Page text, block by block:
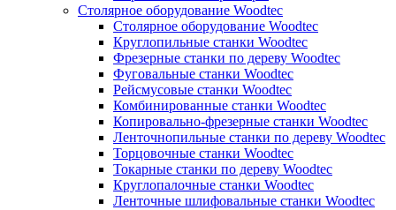
Столярное оборудование Woodtec
Столярное оборудование Woodtec
Круглопильные станки Woodtec
Фрезерные станки по дереву Woodtec
Фуговальные станки Woodtec
Рейсмусовые станки Woodtec
Комбинированные станки Woodtec
Копировально-фрезерные станки Woodtec
Ленточнопильные станки по дереву Woodtec
Торцовочные станки Woodtec
Токарные станки по дереву Woodtec
Круглопалочные станки Woodtec
Ленточные шлифовальные станки Woodtec